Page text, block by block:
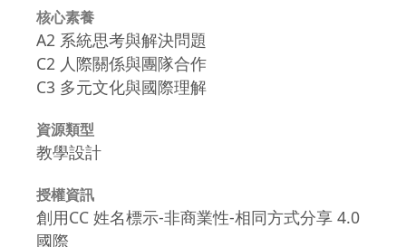
核心素養
A2 系統思考與解決問題
C2 人際關係與團隊合作
C3 多元文化與國際理解
資源類型
教學設計
授權資訊
創用CC 姓名標示-非商業性-相同方式分享 4.0
國際